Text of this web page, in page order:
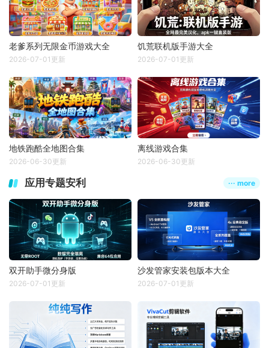
老爹系列无限金币游戏大全
2026-07-01更新
饥荒联机版手游大全
2026-07-01更新
地铁跑酷全地图合集
2026-06-30更新
离线游戏合集
2026-06-30更新
应用专题安利 ··· more
双开助手微分身版
2026-07-01更新
沙发管家安装包版本大全
2026-07-01更新